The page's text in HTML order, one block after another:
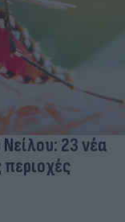
23 νέα